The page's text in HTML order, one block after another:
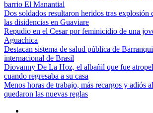
barrio El Manantial
Dos soldados resultaron heridos tras explosión
las disidencias en Guaviare
Repudio en el Cesar por feminicidio de una
Aguachica
Destacan sistema de salud pública de
internacional de Brasil
Diovanny De La Hoz, el albañil que fue
cuando regresaba a su casa
Menos horas de trabajo, más recargos y adiós
quedaron las nuevas reglas